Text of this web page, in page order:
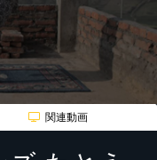
関連動画